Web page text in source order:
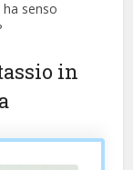
senso
in